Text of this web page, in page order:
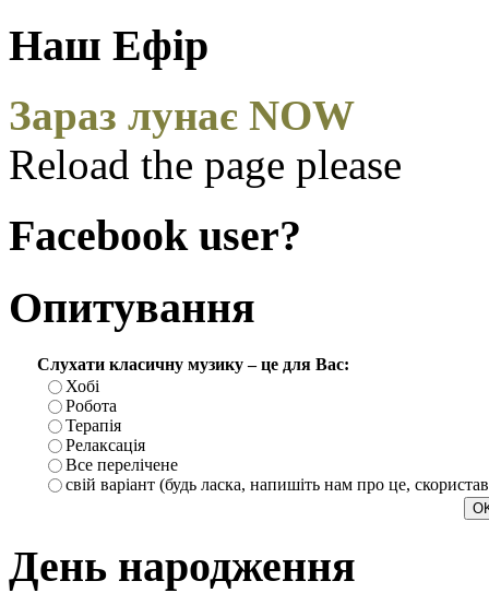
Наш Ефір
Зараз лунає NOW
Reload the page please
Facebook user?
Опитування
Слухати класичну музику – це для Вас:
Хобі
Робота
Терапія
Релаксація
Все перелічене
свій варіант (будь ласка, напишіть нам про це,
День народження